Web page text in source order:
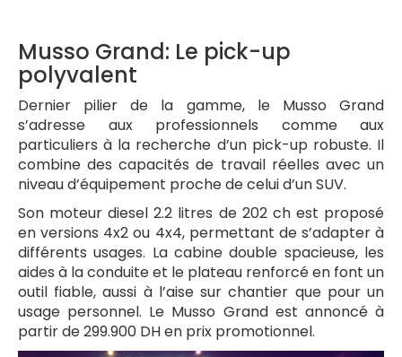
Musso Grand: Le pick-up
polyvalent
Dernier pilier de la gamme, le Musso Grand
s’adresse aux professionnels comme aux
particuliers à la recherche d’un pick-up robuste. Il
combine des capacités de travail réelles avec un
niveau d’équipement proche de celui d’un SUV.
Son moteur diesel 2.2 litres de 202 ch est proposé
en versions 4x2 ou 4x4, permettant de s’adapter à
différents usages. La cabine double spacieuse, les
aides à la conduite et le plateau renforcé en font un
outil fiable, aussi à l’aise sur chantier que pour un
usage personnel. Le Musso Grand est annoncé à
partir de 299.900 DH en prix promotionnel.